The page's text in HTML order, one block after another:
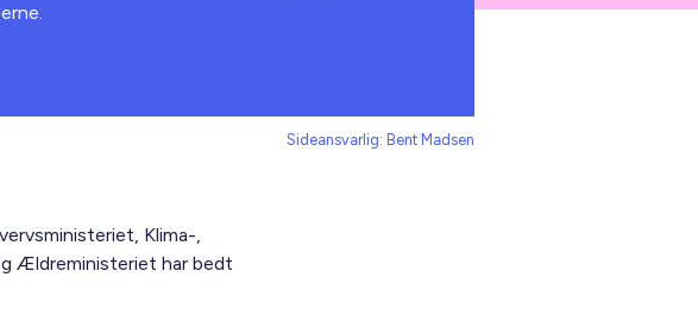
Sideansvarlig: Bent Madsen
Klima-,
Ældreministeriet har bedt